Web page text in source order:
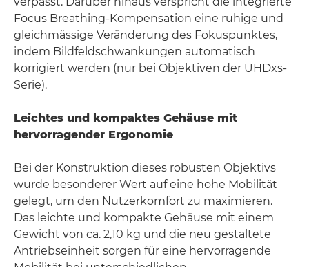
Focus Breathing-Kompensation eine ruhige und
gleichmässige Veränderung des Fokuspunktes,
indem Bildfeldschwankungen automatisch
korrigiert werden (nur bei Objektiven der UHDxs-
Serie).
Leichtes und kompaktes Gehäuse mit
hervorragender Ergonomie
Bei der Konstruktion dieses robusten Objektivs
wurde besonderer Wert auf eine hohe Mobilität
gelegt, um den Nutzerkomfort zu maximieren.
Das leichte und kompakte Gehäuse mit einem
Gewicht von ca. 2,10 kg und die neu gestaltete
Antriebseinheit sorgen für eine hervorragende